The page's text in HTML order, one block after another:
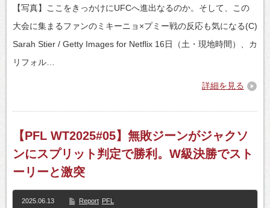
【写真】ここをきっかけにUFCへ進出なるのか。そして、この
大会に集まるファンのミキーニョ×プミー戦の反応も気になる(C)
Sarah Stier / Getty Images for Netflix 16日（土・現地時間）、カ
リフォル…
詳細を見る
【PFL WT2025#05】無敗ジーンがジャクソ
ンにスプリット判定で勝利。W級決勝でスト
ーリーと激突
2025.06.13 Report PFL